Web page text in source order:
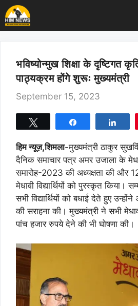
Skip
to
content
भविष्योन्मुख शिक्षा के दृष्टिगत
पाठ्यक्रम होंगे शुरूः मुख्यमंत्री
September 15, 2023
हिम न्यूज़,शिमला-मुख्यमंत्री ठाकुर
दैनिक समाचार पत्र अमर उजाला के
समारोह-2023 की अध्यक्षता की और
मेधावी विद्यार्थियों को पुरस्कृत किया।
सभी विद्यार्थियों को बधाई देते हुए
की सराहना की। मुख्यमंत्री ने सभी मेधावी
पांच हजार रुपये देने की भी घोषणा की।